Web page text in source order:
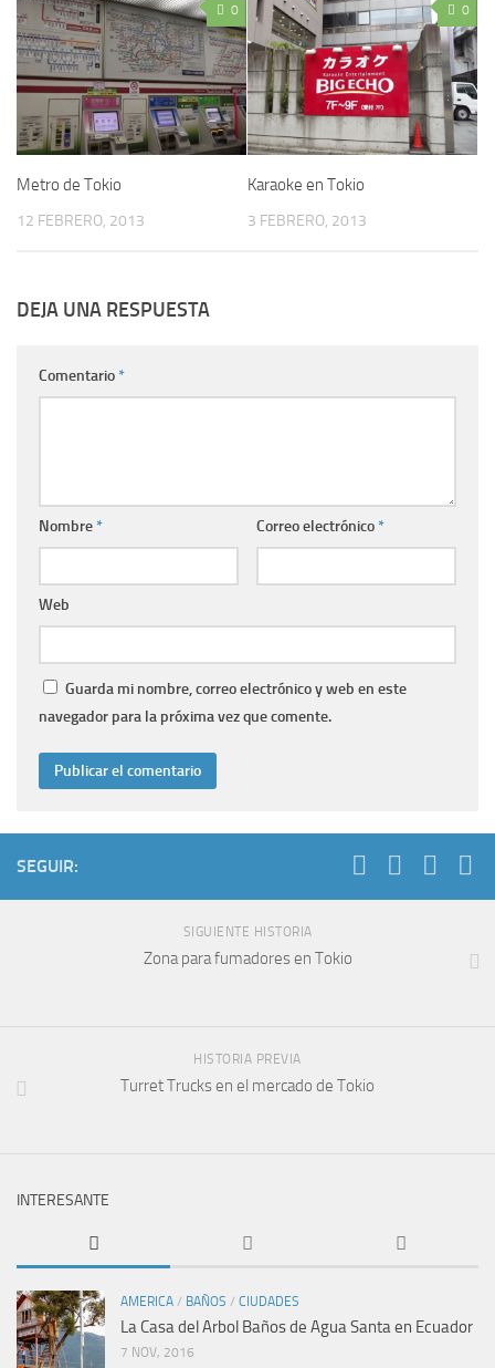
0
Metro de Tokio
12 FEBRERO, 2013
0
Karaoke en Tokio
3 FEBRERO, 2013
DEJA UNA RESPUESTA
Comentario*
Nombre* Correo electrónico*
Web
Guarda mi nombre, correo electrónico y web en este
navegador para la próxima vez que comente.
SEGUIR:
SIGUIENTE HISTORIA
Zona para fumadores en Tokio
HISTORIA PREVIA
Turret Trucks en el mercado de Tokio
INTERESANTE
AMERICA / BAÑOS / CIUDADES
La Casa del Arbol Baños de Agua Santa en Ecuador
7 NOV, 2016